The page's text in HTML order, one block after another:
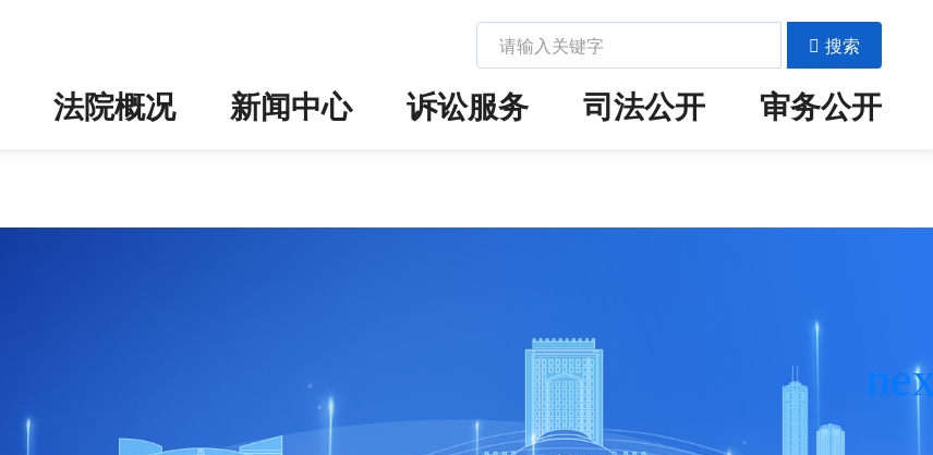
搜索
法院概况 新闻中心 诉讼服务 司法公开 审务公开